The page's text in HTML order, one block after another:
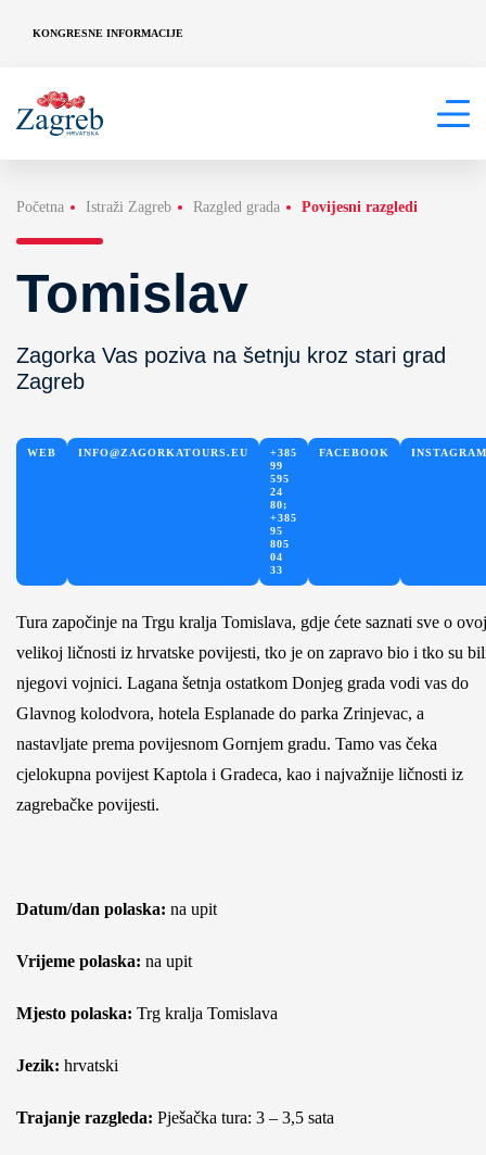
KONGRESNE INFORMACIJE
Početna Istraži Zagreb Razgled grada Povijesni razgledi
Tomislav
Zagorka Vas poziva na šetnju kroz stari grad
Zagreb
WEB INFO@ZAGORKATOURS.EU
+385
99
595
24
80;
+385
95
805
04
33
FACEBOOK INSTAGRAM
Tura započinje na Trgu kralja Tomislava, gdje ćete saznati sve o ovoj
velikoj ličnosti iz hrvatske povijesti, tko je on zapravo bio i tko su
njegovi vojnici. Lagana šetnja ostatkom Donjeg grada vodi vas do
Glavnog kolodvora, hotela Esplanade do parka Zrinjevac, a
nastavljate prema povijesnom Gornjem gradu. Tamo vas čeka
cjelokupna povijest Kaptola i Gradeca, kao i najvažnije ličnosti iz
zagrebačke povijesti.
Datum/dan polaska: na upit
Vrijeme polaska: na upit
Mjesto polaska: Trg kralja Tomislava
Jezik: hrvatski
Trajanje razgleda: Pješačka tura: 3 – 3,5 sata